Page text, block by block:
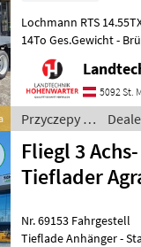
Lochmann RTS
14To Ges.Gewicht -
2450x5500 mm -
für Ballentransport -
Tandemachsen
pendelnd u. gefedert -
Brücke hydr. nach hint
5092 St.
Przyczepy /
Sonstige
Fliegl 3 Achs-
Tieflader
Nr. 69153 Fahrgestell
Tieflade Anhänger -